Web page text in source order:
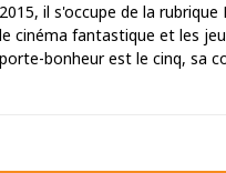
2015, il s'occupe de la
le cinéma fantastique et les
porte-bonheur est le cinq, sa